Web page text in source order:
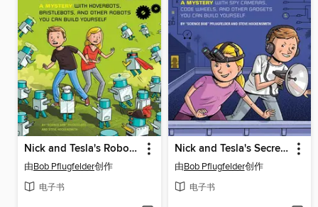
Nick and Tesla's Robot Army Rampage
由Bob Pflugfelder创作
电子书
Nick and Tesla's Secret Agent Gadget Battle
由Bob Pflugfelder创作
电子书